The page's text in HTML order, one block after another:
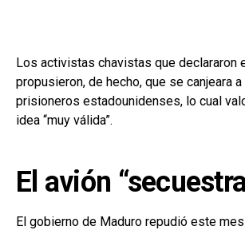
Los activistas chavistas que declararon
propusieron, de hecho, que se canjeara
prisioneros estadounidenses, lo cual
idea “muy válida”.
El avión
El gobierno de Maduro repudió este